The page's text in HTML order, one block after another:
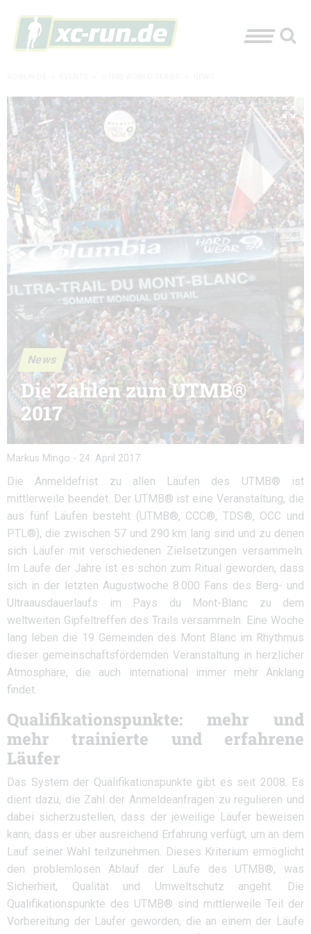
News
Die Zahlen zum UTMB®
2017
Markus Mingo - 24. April 2017
Die Anmeldefrist zu allen Läufen des UTMB® ist
mittlerweile beendet. Der UTMB® ist eine Veranstaltung, die
aus fünf Läufen besteht (UTMB®, CCC®, TDS®, OCC und
PTL®), die zwischen 57 und 290 km lang sind und zu denen
sich Läufer mit verschiedenen Zielsetzungen versammeln.
Im Laufe der Jahre ist es schon zum Ritual geworden, dass
sich in der letzten Augustwoche 8.000 Fans des Berg- und
Ultraausdauerlaufs im Pays du Mont-Blanc zu dem
weltweiten Gipfeltreffen des Trails versammeln. Eine Woche
lang leben die 19 Gemeinden des Mont Blanc im Rhythmus
dieser gemeinschaftsfördernden Veranstaltung in herzlicher
Atmosphäre, die auch international immer mehr Anklang
findet.
Qualifikationspunkte: mehr und
mehr trainierte und erfahrene
Läufer
Das System der Qualifikationspunkte gibt es seit 2008. Es
dient dazu, die Zahl der Anmeldeanfragen zu regulieren und
dabei sicherzustellen, dass der jeweilige Läufer beweisen
kann, dass er über ausreichend Erfahrung verfügt, um an dem
Lauf seiner Wahl teilzunehmen. Dieses Kriterium ermöglicht
den problemlosen Ablauf der Läufe des UTMB®, was
Sicherheit, Qualität und Umweltschutz angeht. Die
Qualifikationspunkte des UTMB® sind mittlerweile Teil der
Vorbereitung der Läufer geworden, die an einem der Läufe